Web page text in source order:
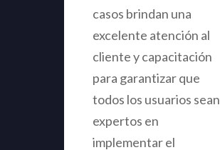
casos brindan una
excelente atención al
cliente y capacitación
para garantizar que
todos los usuarios sean
expertos en
implementar el